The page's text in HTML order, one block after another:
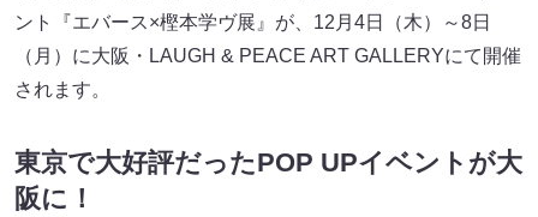
ント『エバース×樫本学ヴ展』が、12月4日（木）～8日
（月）に大阪・LAUGH & PEACE ART GALLERYにて開催
されます。
東京で大好評だったPOP UPイベントが大
阪に！